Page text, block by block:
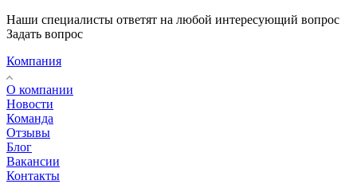
Наши специалисты ответят на любой интересующий вопрос
Задать вопрос
Компания
О компании
Новости
Команда
Отзывы
Блог
Вакансии
Контакты